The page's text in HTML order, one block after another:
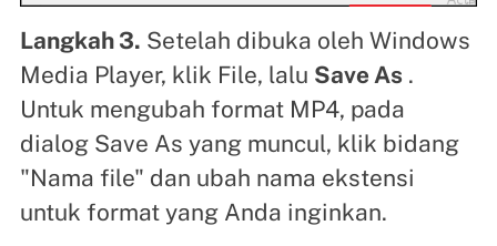
Langkah 3. Setelah dibuka oleh Windows
Media Player, klik File, lalu Save As .
Untuk mengubah format MP4, pada
dialog Save As yang muncul, klik bidang
"Nama file" dan ubah nama ekstensi
untuk format yang Anda inginkan.